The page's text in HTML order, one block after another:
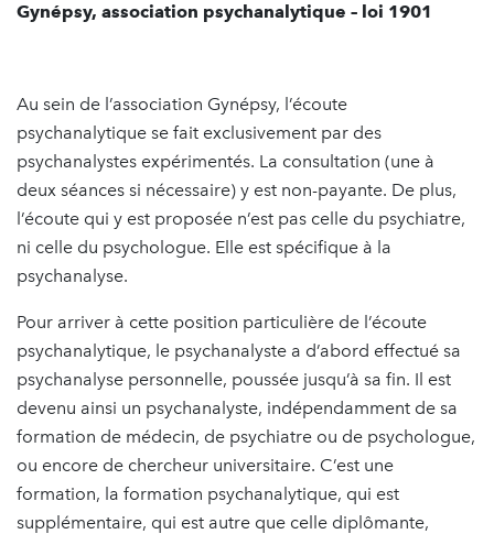
Gynépsy, association psychanalytique – loi 1901
Au sein de l’association Gynépsy, l’écoute
psychanalytique se fait exclusivement par des
psychanalystes expérimentés. La consultation (une à
deux séances si nécessaire) y est non-payante. De plus,
l’écoute qui y est proposée n’est pas celle du psychiatre,
ni celle du psychologue. Elle est spécifique à la
psychanalyse.
Pour arriver à cette position particulière de l’écoute
psychanalytique, le psychanalyste a d’abord effectué sa
psychanalyse personnelle, poussée jusqu’à sa fin. Il est
devenu ainsi un psychanalyste, indépendamment de sa
formation de médecin, de psychiatre ou de psychologue,
ou encore de chercheur universitaire. C’est une
formation, la formation psychanalytique, qui est
supplémentaire, qui est autre que celle diplômante,